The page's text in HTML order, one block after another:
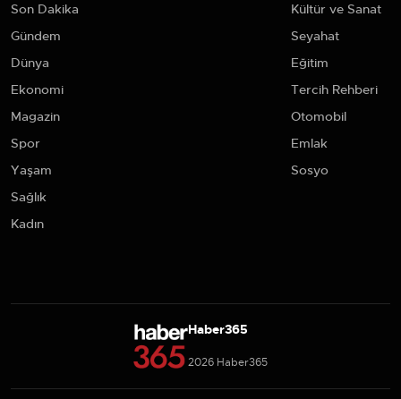
Son Dakika
Gündem
Dünya
Ekonomi
Magazin
Spor
Yaşam
Sağlık
Kadın
Kültür ve Sanat
Seyahat
Eğitim
Tercih Rehberi
Otomobil
Emlak
Sosyo
Haber365
2026 Haber365